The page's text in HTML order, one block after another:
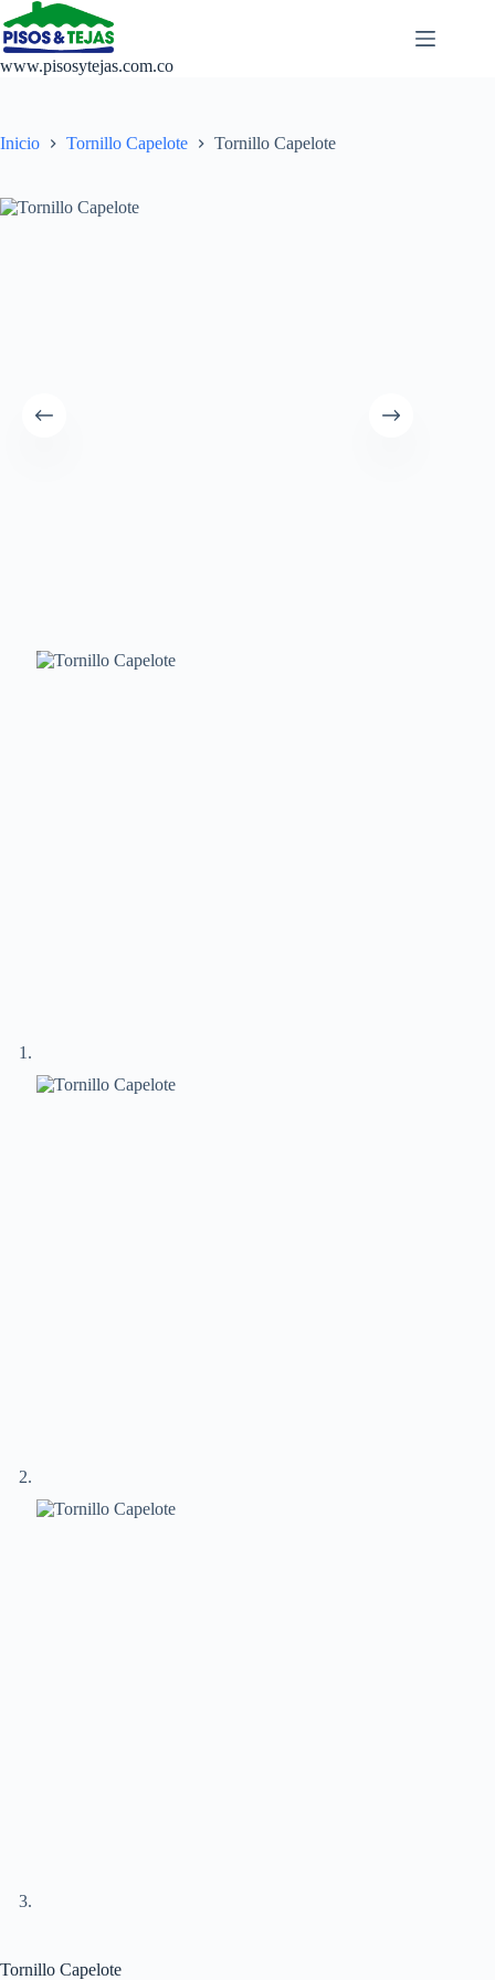
www.pisosytejas.com.co
Inicio Tornillo Capelote Tornillo Capelote
Tornillo Capelote